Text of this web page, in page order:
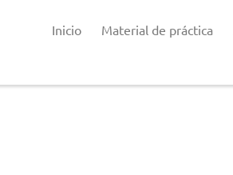
Inicio Material de práctica